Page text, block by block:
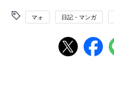
マォ 日記・マンガ